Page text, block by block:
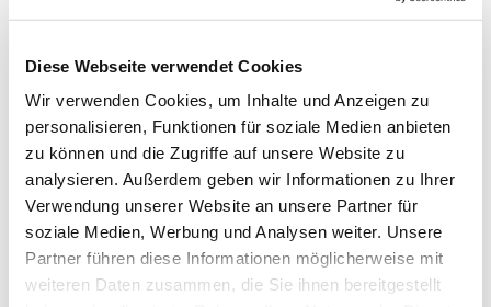
Diese Webseite verwendet Cookies
Wir verwenden Cookies, um Inhalte und Anzeigen zu
personalisieren, Funktionen für soziale Medien anbieten
zu können und die Zugriffe auf unsere Website zu
analysieren. Außerdem geben wir Informationen zu Ihrer
Verwendung unserer Website an unsere Partner für
soziale Medien, Werbung und Analysen weiter. Unsere
Partner führen diese Informationen möglicherweise mit
weiteren Daten zusammen, die Sie ihnen bereitgestellt
-> mehr